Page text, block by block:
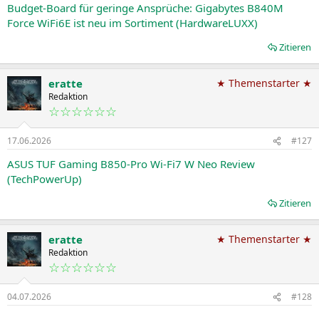
Budget-Board für geringe Ansprüche: Gigabytes B840M
Force WiFi6E ist neu im Sortiment (HardwareLUXX)
Zitieren
eratte
Redaktion
☆☆☆☆☆☆
★ Themenstarter ★
17.06.2026 #127
ASUS TUF Gaming B850-Pro Wi-Fi7 W Neo Review
(TechPowerUp)
Zitieren
eratte
Redaktion
☆☆☆☆☆☆
★ Themenstarter ★
04.07.2026 #128